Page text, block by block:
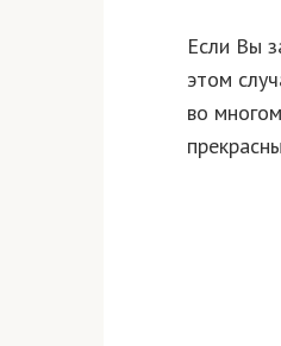
Если Вы
этом
во